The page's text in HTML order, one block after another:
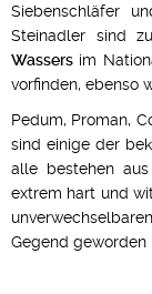
Siebenschläfer
Steinadler sind
Wassers im
vorfinden, ebenso
Pedum, Proman,
sind einige der
alle bestehen
extrem hart und
Gegend geworden